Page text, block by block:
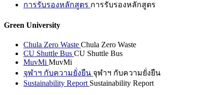
การรับรองหลักสูตร การรับรองหลักสูตร
Green University
Chula Zero Waste Chula Zero Waste
CU Shuttle Bus CU Shuttle Bus
MuvMi MuvMi
จุฬาฯ กับความยั่งยืน จุฬาฯ กับความยั่งยืน
Sustainability Report Sustainability Report